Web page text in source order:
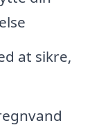
at sikre,